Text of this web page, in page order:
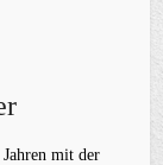
mit der